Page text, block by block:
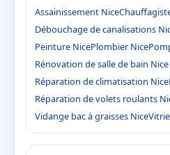
Assainissement Nice
Débouchage de canalisations
Peinture NicePlombier Nice
Rénovation de salle de bain Nice
Réparation de climatisation Nice
Réparation de volets roulants
Vidange bac à graisses Nice